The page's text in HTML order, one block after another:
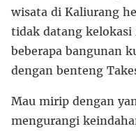
wisata di Kaliurang
tidak datang kelokasi
beberapa bangunan
dengan benteng
Mau mirip dengan
mengurangi